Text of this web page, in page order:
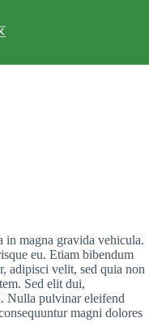
in magna gravida vehicula.
eu. Etiam bibendum
adipisci velit, sed quia non
Sed elit dui,
Nulla pulvinar eleifend
magni dolores